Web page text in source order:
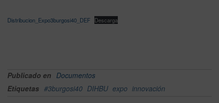
Distribucion_Expo3burgosi40_DEF Descarga
Publicado en Documentos
Etiquetas #3burgosi40 DIHBU expo innovación